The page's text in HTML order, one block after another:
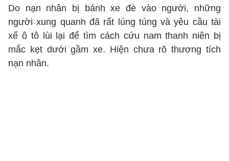
Do nạn nhân bị bánh xe đè vào người, những
người xung quanh đã rất lúng túng và yêu cầu tài
xế ô tô lùi lại để tìm cách cứu nam thanh niên bị
mắc kẹt dưới gầm xe. Hiện chưa rõ thương tích
nạn nhân.